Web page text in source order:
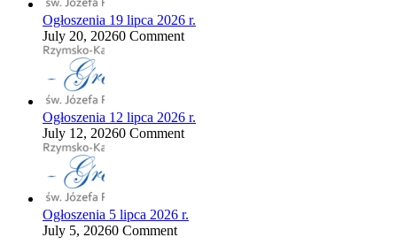
Ogłoszenia 19 lipca 2026 r.
July 20, 20260 Comment
Ogłoszenia 12 lipca 2026 r.
July 12, 20260 Comment
Ogłoszenia 5 lipca 2026 r.
July 5, 20260 Comment